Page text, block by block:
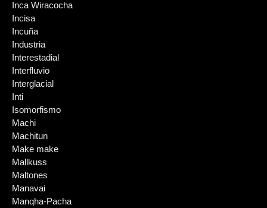
Inca Wiracocha
Incisa
Incuña
Industria
Interestadial
Interfluvio
Interglacial
Inti
Isomorfismo
Machi
Machitun
Make make
Mallkuss
Maltones
Manavai
Manqha-Pacha